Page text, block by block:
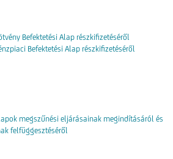
Befektetési Alap részkifizetéséről
Befektetési Alap részkifizetéséről
megszűnési eljárásainak megindításáról és
felfüggesztéséről